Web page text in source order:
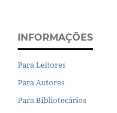
INFORMAÇÕES
Para Leitores
Para Autores
Para Bibliotecários